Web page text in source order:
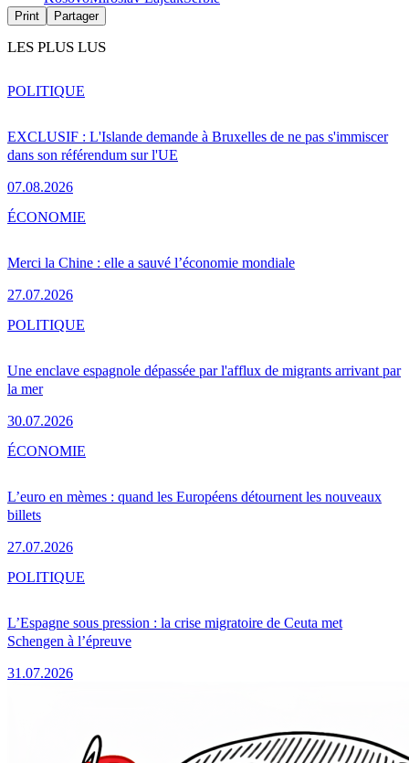
Print Partager
LES PLUS LUS
EXCLUSIF : L'Islande demande à Bruxelles de ne pas s'immiscer
dans son référendum sur l'UE
07.08.2026
POLITIQUE
Merci la Chine : elle a sauvé l’économie mondiale
27.07.2026
ÉCONOMIE
Une enclave espagnole dépassée par l'afflux de migrants arrivant par
la mer
30.07.2026
POLITIQUE
L’euro en mèmes : quand les Européens détournent les nouveaux
billets
27.07.2026
ÉCONOMIE
L’Espagne sous pression : la crise migratoire de Ceuta met
Schengen à l’épreuve
31.07.2026
POLITIQUE